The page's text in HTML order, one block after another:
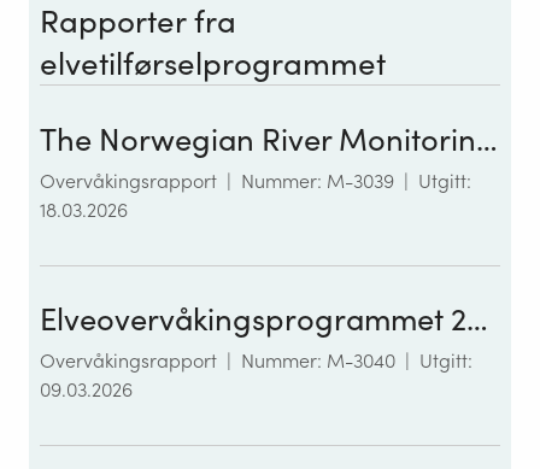
Rapporter fra
elvetilførselprogrammet
The Norwegian River Monitoring Programme 2024: Water quality status and trends
Overvåkingsrapport | Nummer: M-3039 | Utgitt:
18.03.2026
Elveovervåkingsprogrammet 2024
Overvåkingsrapport Nummer: M-3040
Utgitt:
09.03.2026